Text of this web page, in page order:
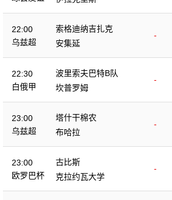
22:00
乌兹超
索格迪纳吉扎克
-
安集延
22:30
白俄甲
波里索夫巴特B队
-
坎普罗姆
23:00
乌兹超
塔什干棉农
-
布哈拉
23:00
欧罗巴杯
古比斯
-
克拉约瓦大学